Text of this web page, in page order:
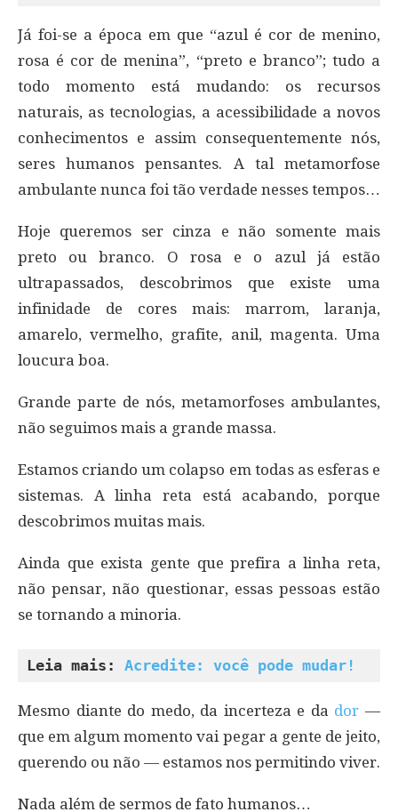
Já foi-se a época em que “azul é cor de menino,
rosa é cor de menina”, “preto e branco”; tudo a
todo momento está mudando: os recursos
naturais, as tecnologias, a acessibilidade a novos
conhecimentos e assim consequentemente nós,
seres humanos pensantes. A tal metamorfose
ambulante nunca foi tão verdade nesses tempos…
Hoje queremos ser cinza e não somente mais
preto ou branco. O rosa e o azul já estão
ultrapassados, descobrimos que existe uma
infinidade de cores mais: marrom, laranja,
amarelo, vermelho, grafite, anil, magenta. Uma
loucura boa.
Grande parte de nós, metamorfoses ambulantes,
não seguimos mais a grande massa.
Estamos criando um colapso em todas as esferas e
sistemas. A linha reta está acabando, porque
descobrimos muitas mais.
Ainda que exista gente que prefira a linha reta,
não pensar, não questionar, essas pessoas estão
se tornando a minoria.
Leia mais: Acredite: você pode mudar!
Mesmo diante do medo, da incerteza e da dor —
que em algum momento vai pegar a gente de jeito,
querendo ou não — estamos nos permitindo viver.
Nada além de sermos de fato humanos…